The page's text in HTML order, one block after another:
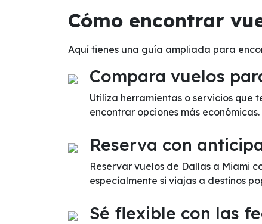
Cómo encontrar
Aquí tienes una guía ampliada para
Compara vuelos
Utiliza herramientas o servicios que
encontrar opciones más económicas.
Reserva con
Reservar vuelos de Dallas a Miami
especialmente si viajas a destinos
Sé flexible con las